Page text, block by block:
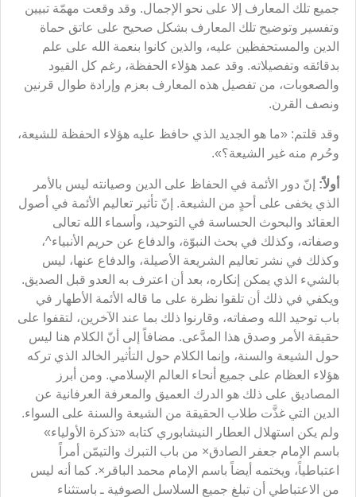
جميع تلك المعارف إلا على نحو الإجمال. وقد وقعت مهمّة تبيين
وتفسير وتوضيح تلك المعارف بشكل صحيح على عاتق حماة
الدين والمستحفظين عليه، والذين كانوا بنعمة الله على علم
بدقائقه وتفصيلاته. وقد عمد هؤلاء الحفظة، رغم كل القيود
والصعوبات، من تفصيل هذه المعارف بعزم وإرادة طوال قرنين
ونصف القرن.
وقد قلتم: «ما هو الجديد الذي حافظ عليه هؤلاء الحفظة للشيعة،
وحُرم منه غير الشيعة؟».
أولاً: إنّ دور الأئمة في الحفاظ على الدين وصيانته ليس بالأمر
الذي يخفى على أحدٍ من الشيعة. إنّ تأثير تعاليم الأئمة في أصول
العقائد والبحوث الحساسة في التوحيد، وأسماء الله تعالى
وصفاته، وكذلك في بحث النبوّة، والدفاع عن حريم الأنبياء^،
وكذلك في نشر تعاليم الشريعة الأصيلة، والدفاع عنها، ليس
بالشيء الذي يمكن إنكاره، بعد أن اعترف به العدو قبل الصديق.
ويكفي في ذلك أن تلقوا نظرة على ما قاله الأئمة الأطهار في
باب توحيد الله وصفاته، وقارنوا ذلك بما عند الآخرين، لتقفوا على
حقيقة الأمر وصدق هذا المدَّعى. مضافاً إلى أنّ الكلام هنا ليس
حول الشيعة والسنة، وإنما الكلام حول التأثير الخالد الذي تركه
هؤلاء العظام على جميع أنحاء العالم الإسلامي. ومن أبرز
المصاديق على ذلك هو الدرك العميق والمعرفة العرفانية عن
الدين التي غذَّت طلاب الحقيقة من الشيعة والسنة على السواء.
ولم يكن استهلال العطار النيشابوري كتابه «تذكرة الأولياء»
باسم الإمام جعفر الصادق× من باب التبرك والتيمّن أمراً
اعتباطياً، ويختمه أيضاً باسم الإمام محمد الباقر×. كما أنه ليس
من الاعتباطي أن تبلغ جميع السلاسل الصوفية ـ باستثناء